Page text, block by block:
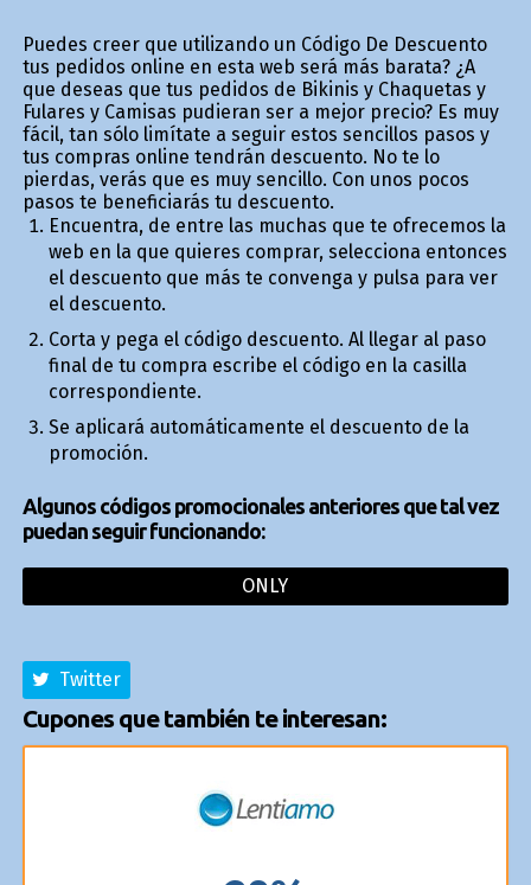
Puedes creer que utilizando un Código De Descuento
tus pedidos online en esta web será más barata? ¿A
que deseas que tus pedidos de Bikinis y Chaquetas y
Fulares y Camisas pudieran ser a mejor precio? Es muy
fácil, tan sólo limítate a seguir estos sencillos pasos y
tus compras online tendrán descuento. No te lo
pierdas, verás que es muy sencillo. Con unos pocos
pasos te beneficiarás tu descuento.
Encuentra, de entre las muchas que te ofrecemos la
web en la que quieres comprar, selecciona entonces
el descuento que más te convenga y pulsa para ver
el descuento.
Corta y pega el código descuento. Al llegar al paso
final de tu compra escribe el código en la casilla
correspondiente.
Se aplicará automáticamente el descuento de la
promoción.
Algunos códigos promocionales anteriores que tal vez
puedan seguir funcionando:
ONLY
Twitter
Cupones que también te interesan: